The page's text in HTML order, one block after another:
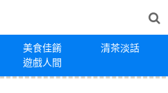
美食佳餚
清茶淡話
遊戲人間